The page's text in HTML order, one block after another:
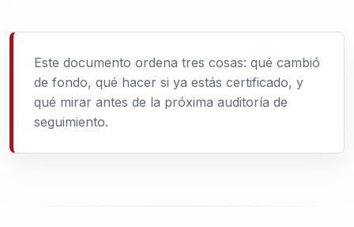
Este documento ordena tres cosas: qué cambió
de fondo, qué hacer si ya estás certificado, y
qué mirar antes de la próxima auditoría de
seguimiento.